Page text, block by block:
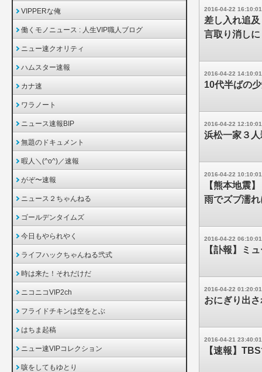
2016-04-22 16:10:01
差し入れ追
言取り消しに
2016-04-22 14:10:01
10代半ばの
2016-04-22 12:10:01
浜松一家３
2016-04-22 10:10:01
【熊本地震
雨でズブ濡れ
2016-04-22 06:10:01
【訃報】ミ
2016-04-22 01:20:01
おにぎり出
2016-04-21 23:40:01
【速報】
VIPPERな俺
働くモノニュース : 人生VIP職人ブログ
ニュー速クオリティ
ハムスター速報
カナ速
ワラノート
ニュース速報BIP
無題のドキュメント
暇人＼(^o^)／速報
がぞ〜速報
ニュース２ちゃんねる
ゴールデンタイムズ
今日もやられやく
ライフハックちゃんねる弐式
時は来た！それだけだ
ニコニコVIP2ch
フライドチキンは空をとぶ
はちま起稿
ニュー速VIPコレクション
咳をしてもゆとり